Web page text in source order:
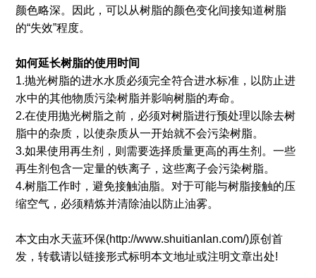
颜色略深。因此，可以从树脂的颜色变化间接知道树脂
的“失效”程度。
如何延长树脂的使用时间
1.抛光树脂的进水水质必须完全符合进水标准，以防止进
水中的其他物质污染树脂并影响树脂的寿命。
2.在使用抛光树脂之前，必须对树脂进行预处理以除去树
脂中的杂质，以使杂质从一开始就不会污染树脂。
3.如果使用再生剂，则需要选择质量更高的再生剂。一些
再生剂包含一定量的铁离子，这些离子会污染树脂。
4.树脂工作时，避免接触油脂。对于可能与树脂接触的压
缩空气，必须精炼并清除油以防止油雾。
本文由水天蓝环保(http://www.shuitianlan.com/)原创首
发，转载请以链接形式标明本文地址或注明文章出处!